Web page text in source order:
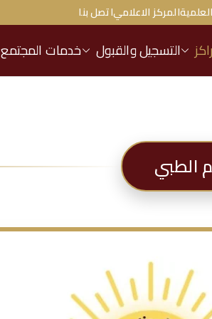
المركز الاعلامياتصل بنا
التسجيل والقبول خدمات المجتمع
الطبي